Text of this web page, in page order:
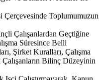
Toplumumuzun
Çalışanlardan Geçtiğine
Süresince Belli
Şirket Kuralları, Çalışma
Bilinç Düzeyinin